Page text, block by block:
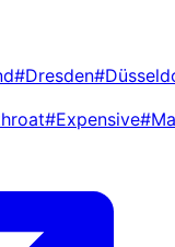
#Dresden
#Expensive